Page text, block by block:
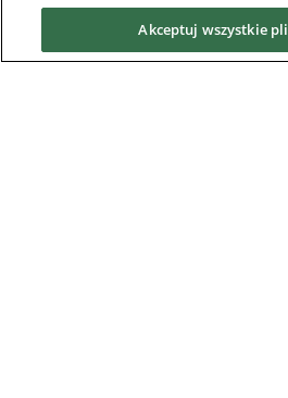
News & Media
Akceptuj wszystkie